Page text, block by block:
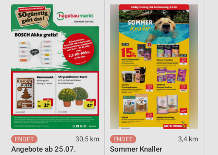
30,5 km
Angebote ab 25.07.
3,4 km
Sommer Knaller